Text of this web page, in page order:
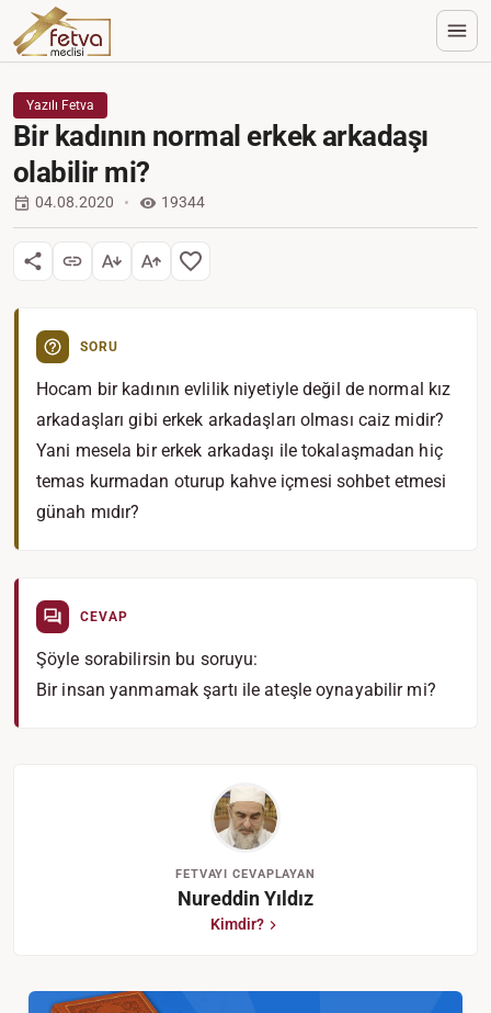
Yazılı Fetva
Bir kadının normal erkek arkadaşı
olabilir mi?
04.08.2020 19344
SORU
Hocam bir kadının evlilik niyetiyle değil de normal kız
arkadaşları gibi erkek arkadaşları olması caiz midir?
Yani mesela bir erkek arkadaşı ile tokalaşmadan hiç
temas kurmadan oturup kahve içmesi sohbet etmesi
günah mıdır?
CEVAP
Şöyle sorabilirsin bu soruyu:
Bir insan yanmamak şartı ile ateşle oynayabilir mi?
FETVAYI CEVAPLAYAN
Nureddin Yıldız
Kimdir?